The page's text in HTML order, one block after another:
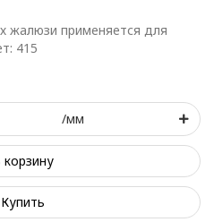
жалюзи применяется для
415
/мм
корзину
Купить